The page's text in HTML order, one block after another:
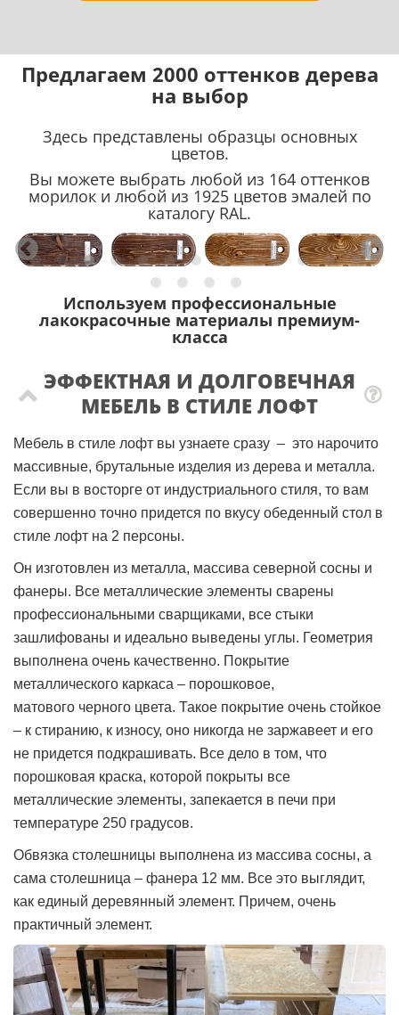
Предлагаем 2000 оттенков дерева
на выбор
Здесь представлены образцы основных
цветов.
Вы можете выбрать любой из 164 оттенков
морилок и любой из 1925 цветов эмалей по
каталогу RAL.
Используем профессиональные
лакокрасочные материалы премиум-
класса
ЭФФЕКТНАЯ И ДОЛГОВЕЧНАЯ
МЕБЕЛЬ В СТИЛЕ ЛОФТ
Мебель в стиле лофт вы узнаете сразу – это нарочито
массивные, брутальные изделия из дерева и металла.
Если вы в восторге от индустриального стиля, то вам
совершенно точно придется по вкусу обеденный стол в
стиле лофт на 2 персоны.
Он изготовлен из металла, массива северной сосны и
фанеры. Все металлические элементы сварены
профессиональными сварщиками, все стыки
зашлифованы и идеально выведены углы. Геометрия
выполнена очень качественно. Покрытие
металлического каркаса – порошковое,
матового черного цвета. Такое покрытие очень стойкое
– к стиранию, к износу, оно никогда не заржавеет и его
не придется подкрашивать. Все дело в том, что
порошковая краска, которой покрыты все
металлические элементы, запекается в печи при
температуре 250 градусов.
Обвязка столешницы выполнена из массива сосны, а
сама столешница – фанера 12 мм. Все это выглядит,
как единый деревянный элемент. Причем, очень
практичный элемент.